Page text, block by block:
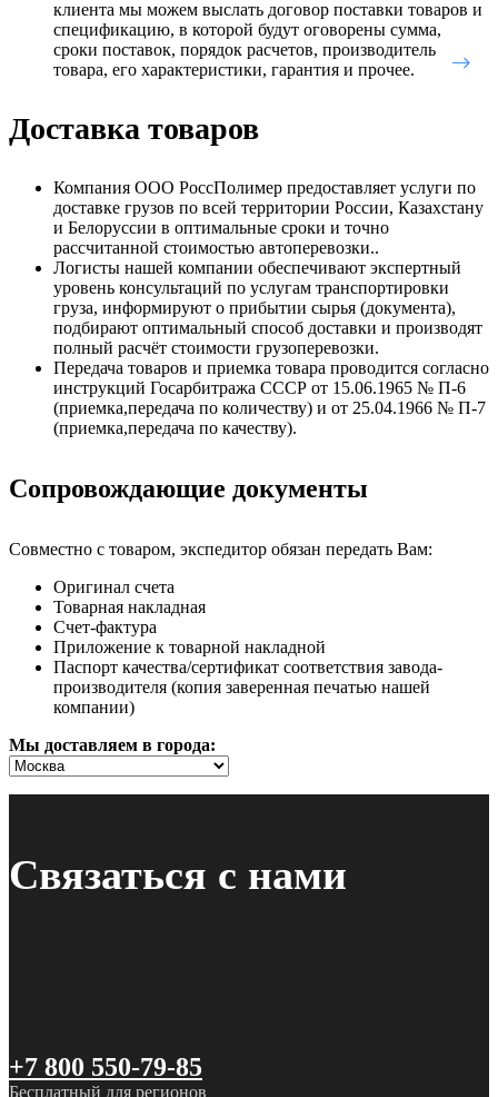
клиента мы можем выслать договор поставки товаров и
спецификацию, в которой будут оговорены сумма,
сроки поставок, порядок расчетов, производитель
товара, его характеристики, гарантия и прочее.
Доставка товаров
Компания ООО РоссПолимер предоставляет услуги по
доставке грузов по всей территории России, Казахстану
и Белоруссии в оптимальные сроки и точно
рассчитанной стоимостью автоперевозки..
Логисты нашей компании обеспечивают экспертный
уровень консультаций по услугам транспортировки
груза, информируют о прибытии сырья (документа),
подбирают оптимальный способ доставки и производят
полный расчёт стоимости грузоперевозки.
Передача товаров и приемка товара проводится согласно
инструкций Госарбитража СССР от 15.06.1965 № П-6
(приемка,передача по количеству) и от 25.04.1966 № П-7
(приемка,передача по качеству).
Сопровождающие документы
Совместно с товаром, экспедитор обязан передать Вам:
Оригинал счета
Товарная накладная
Счет-фактура
Приложение к товарной накладной
Паспорт качества/сертификат соответствия завода-
производителя (копия заверенная печатью нашей
компании)
Мы доставляем в города:
Связаться с нами
+7 800 550-79-85
Бесплатный для регионов